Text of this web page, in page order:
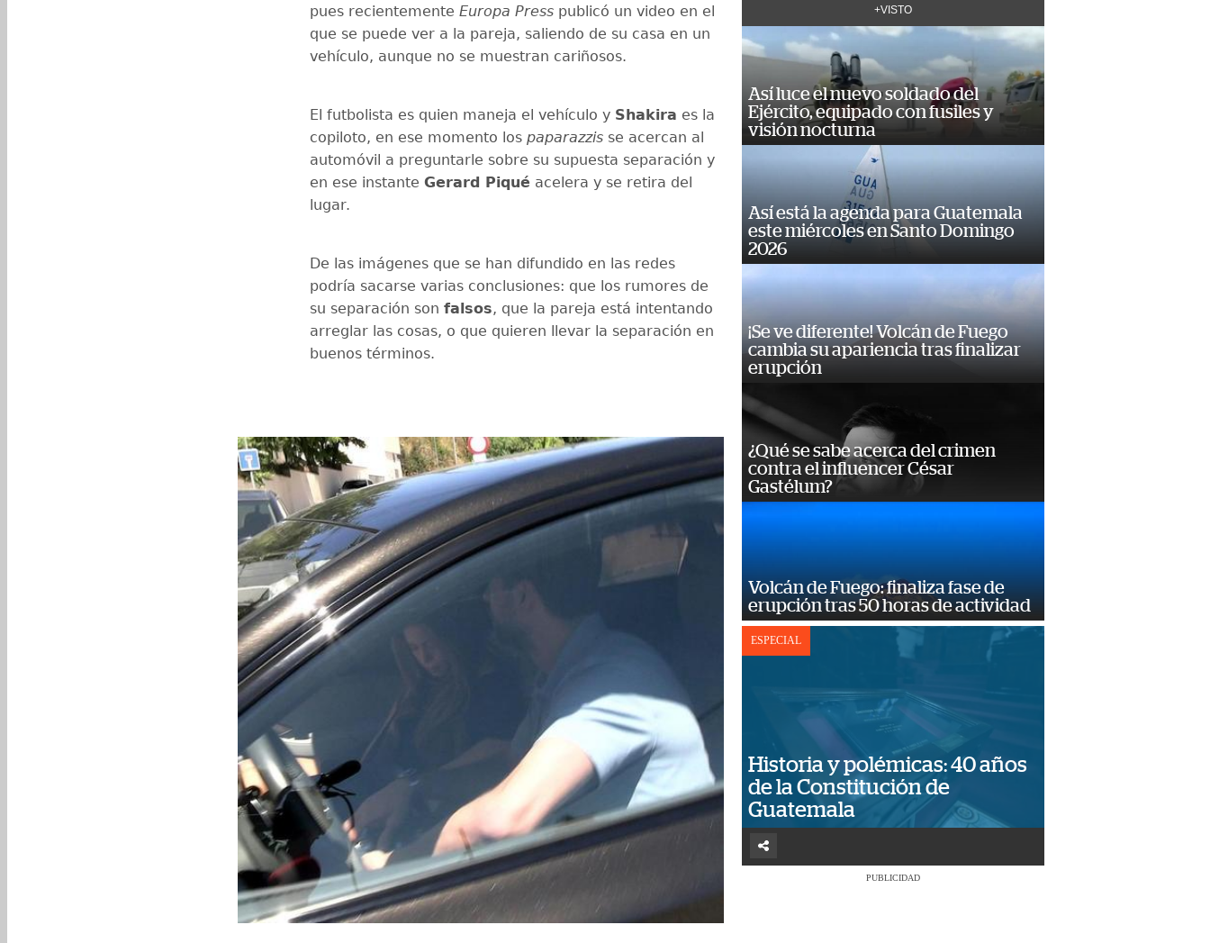
pues recientemente Europa Press publicó un video en el
que se puede ver a la pareja, saliendo de su casa en un
vehículo, aunque no se muestran cariñosos.
El futbolista es quien maneja el vehículo y Shakira es la
copiloto, en ese momento los paparazzis se acercan al
automóvil a preguntarle sobre su supuesta separación y
en ese instante Gerard Piqué acelera y se retira del
lugar.
De las imágenes que se han difundido en las redes
podría sacarse varias conclusiones: que los rumores de
su separación son falsos, que la pareja está intentando
arreglar las cosas, o que quieren llevar la separación en
buenos términos.
+VISTO
Así luce el nuevo soldado del
Ejército, equipado con fusiles y
visión nocturna
Así está la agenda para Guatemala
este miércoles en Santo Domingo
2026
¡Se ve diferente! Volcán de Fuego
cambia su apariencia tras finalizar
erupción
¿Qué se sabe acerca del crimen
contra el influencer César
Gastélum?
Volcán de Fuego: finaliza fase de
erupción tras 50 horas de actividad
ESPECIAL
Historia y polémicas: 40 años
de la Constitución de
Guatemala
PUBLICIDAD